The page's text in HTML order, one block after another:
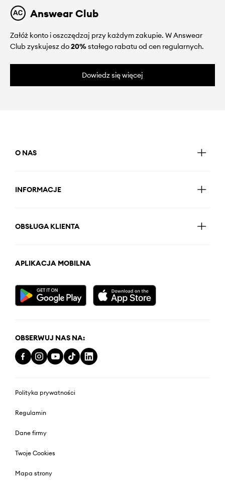
Answear Club
Załóż konto i oszczędzaj przy każdym zakupie. W Answear
Club zyskujesz do20%stałego rabatu od cen regularnych.
Dowiedz się więcej
O NAS
INFORMACJE
OBSŁUGA KLIENTA
APLIKACJA MOBILNA
OBSERWUJ NAS NA:
Polityka prywatności
Regulamin
Dane firmy
Twoje Cookies
Mapa strony